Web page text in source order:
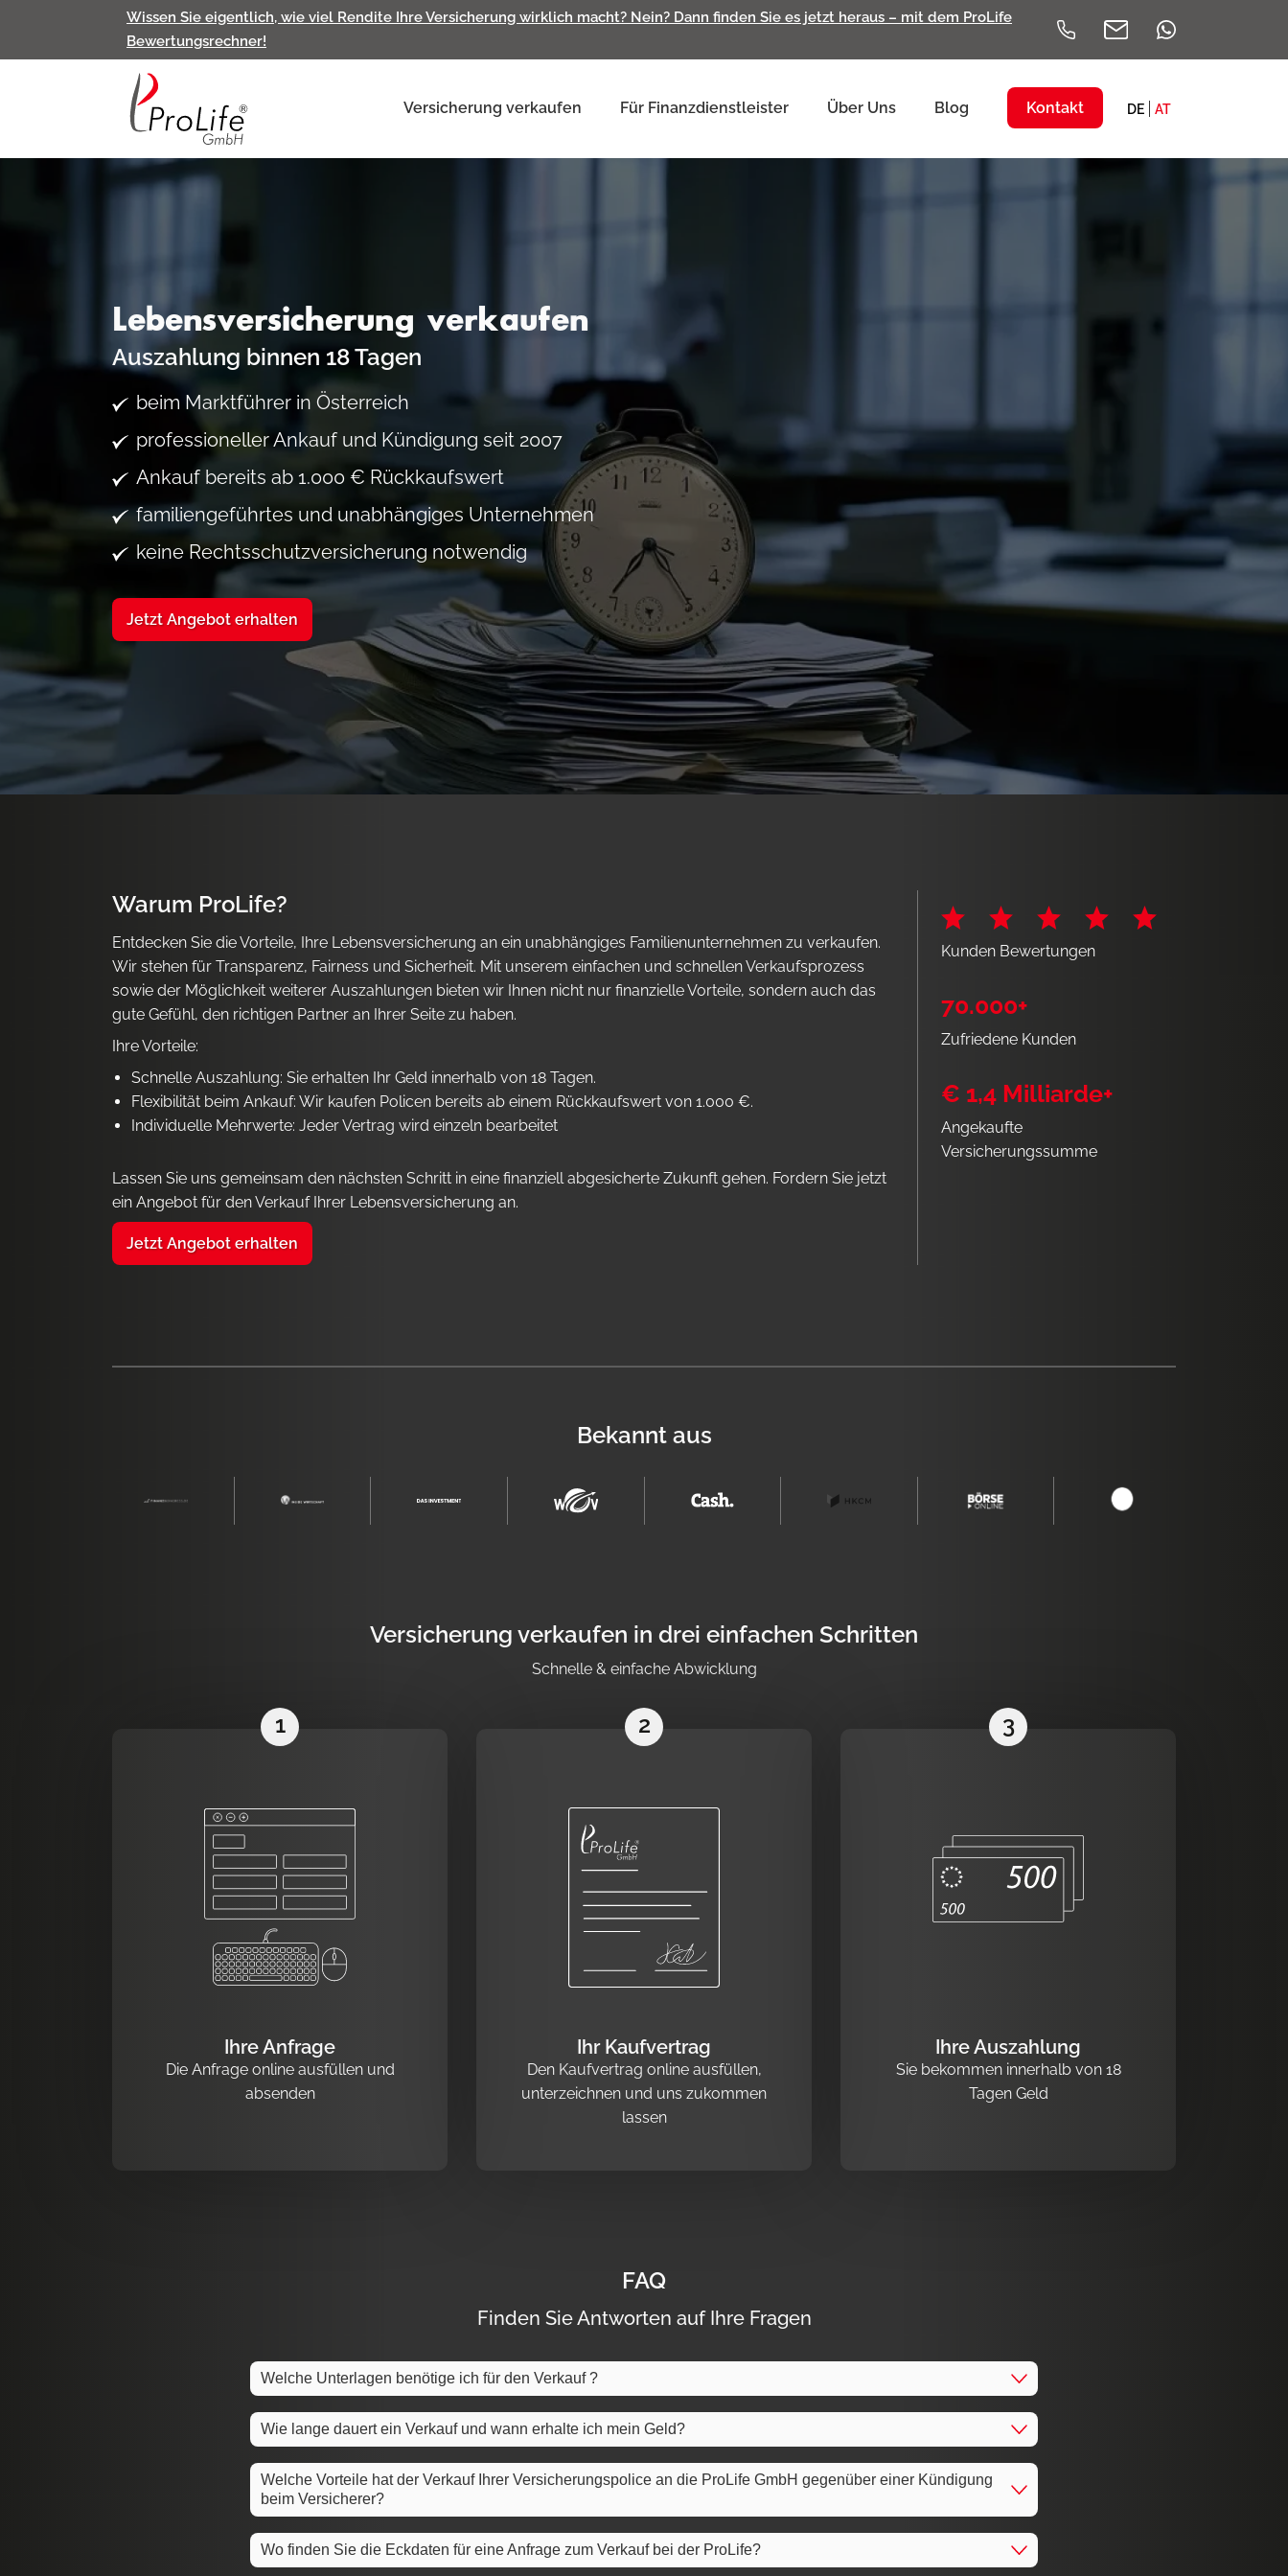
Wissen Sie eigentlich, wie viel Rendite Ihre Versicherung wirklich macht? Nein? Dann finden Sie es jetzt heraus – mit dem ProLife
Bewertungsrechner!
Versicherung verkaufen Für Finanzdienstleister Über Uns Blog Kontakt DE AT
Lebensversicherung verkaufen
Auszahlung binnen 18 Tagen
beim Marktführer in Österreich
professioneller Ankauf und Kündigung seit 2007
Ankauf bereits ab 1.000 € Rückkaufswert
familiengeführtes und unabhängiges Unternehmen
keine Rechtsschutzversicherung notwendig
Jetzt Angebot erhalten
Warum ProLife?
Entdecken Sie die Vorteile, Ihre Lebensversicherung an ein unabhängiges Familienunternehmen zu verkaufen.
Wir stehen für Transparenz, Fairness und Sicherheit. Mit unserem einfachen und schnellen Verkaufsprozess
sowie der Möglichkeit weiterer Auszahlungen bieten wir Ihnen nicht nur finanzielle Vorteile, sondern auch das
gute Gefühl, den richtigen Partner an Ihrer Seite zu haben.
Ihre Vorteile:
Schnelle Auszahlung: Sie erhalten Ihr Geld innerhalb von 18 Tagen.
Flexibilität beim Ankauf: Wir kaufen Policen bereits ab einem Rückkaufswert von 1.000 €.
Individuelle Mehrwerte: Jeder Vertrag wird einzeln bearbeitet
Lassen Sie uns gemeinsam den nächsten Schritt in eine finanziell abgesicherte Zukunft gehen. Fordern Sie jetzt
ein Angebot für den Verkauf Ihrer Lebensversicherung an.
Jetzt Angebot erhalten
Kunden Bewertungen
70.000+
Zufriedene Kunden
€ 1,4 Milliarde+
Angekaufte
Versicherungssumme
Bekannt aus
Versicherung verkaufen in drei einfachen Schritten
Schnelle & einfache Abwicklung
1
Ihre Anfrage
Die Anfrage online ausfüllen und
absenden
2
Ihr Kaufvertrag
Den Kaufvertrag online ausfüllen,
unterzeichnen und uns zukommen
lassen
3
Ihre Auszahlung
Sie bekommen innerhalb von 18
Tagen Geld
FAQ
Finden Sie Antworten auf Ihre Fragen
Welche Unterlagen benötige ich für den Verkauf ?
Wie lange dauert ein Verkauf und wann erhalte ich mein Geld?
Welche Vorteile hat der Verkauf Ihrer Versicherungspolice an die ProLife GmbH gegenüber einer Kündigung
beim Versicherer?
Wo finden Sie die Eckdaten für eine Anfrage zum Verkauf bei der ProLife?